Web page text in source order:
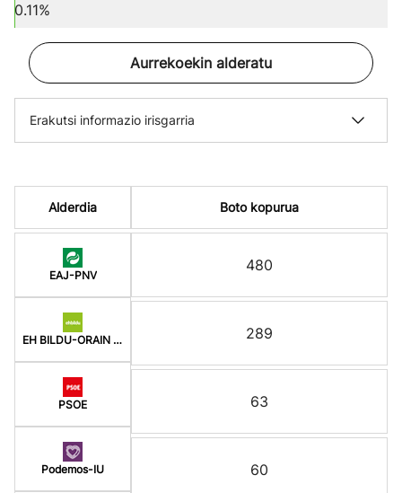
0.11%
Aurrekoekin alderatu
Erakutsi informazio irisgarria
Alderdia
EAJ-PNV
EH BILDU-ORAIN ERREP
PSOE
Podemos-IU
Boto kopurua
480
289
63
60